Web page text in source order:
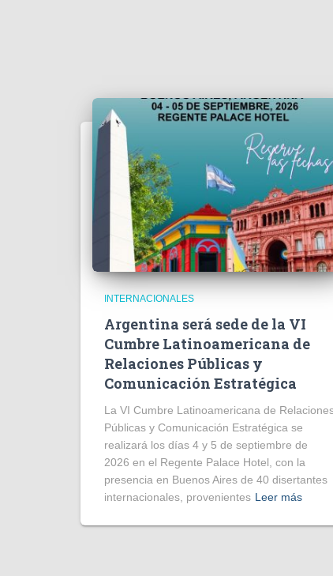
INTERNACIONALES
Argentina será sede de la VI
Cumbre Latinoamericana de
Relaciones Públicas y
Comunicación Estratégica
La VI Cumbre Latinoamericana de
Públicas y Comunicación Estratégica se
realizará los días 4 y 5 de septiembre de
2026 en el Regente Palace Hotel, con la
presencia en Buenos Aires de 40 disertantes
internacionales, provenientes Leer más